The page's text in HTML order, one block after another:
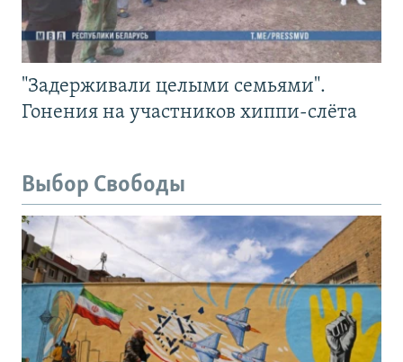
"Задерживали целыми семьями".
Гонения на участников хиппи-слёта
Выбор Свободы